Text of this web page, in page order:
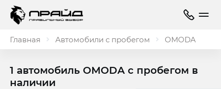
Главная Автомобили с пробегом OMODA
1 автомобиль OMODA с пробегом в
наличии